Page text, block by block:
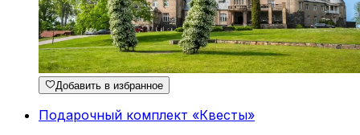
Добавить в избранное
Подарочный комплект «Квесты»